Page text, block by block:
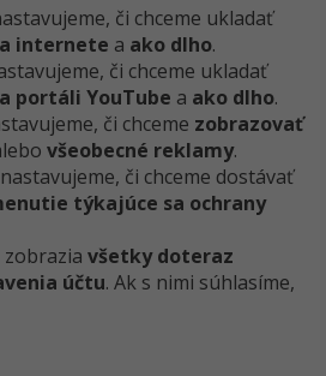
či chceme ukladať
internete a ako dlho.
či chceme ukladať
portáli YouTube a ako dlho.
či chceme zobrazovať
všeobecné reklamy.
nastavujeme, či chceme dostávať
týkajúce sa ochrany
zobraziavšetky doteraz
účtu. Ak s nimi súhlasíme,